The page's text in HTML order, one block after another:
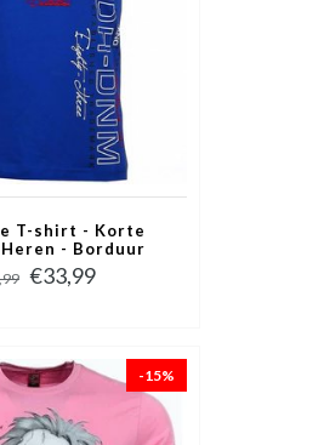
T-shirt - Korte
- Borduur
Club - Blauw
€33,99
-15%